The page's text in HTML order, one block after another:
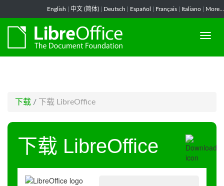
English 中文 (简体) Deutsch Español Français Italiano More...
下载 / 下载 LibreOffice
下载 LibreOffice